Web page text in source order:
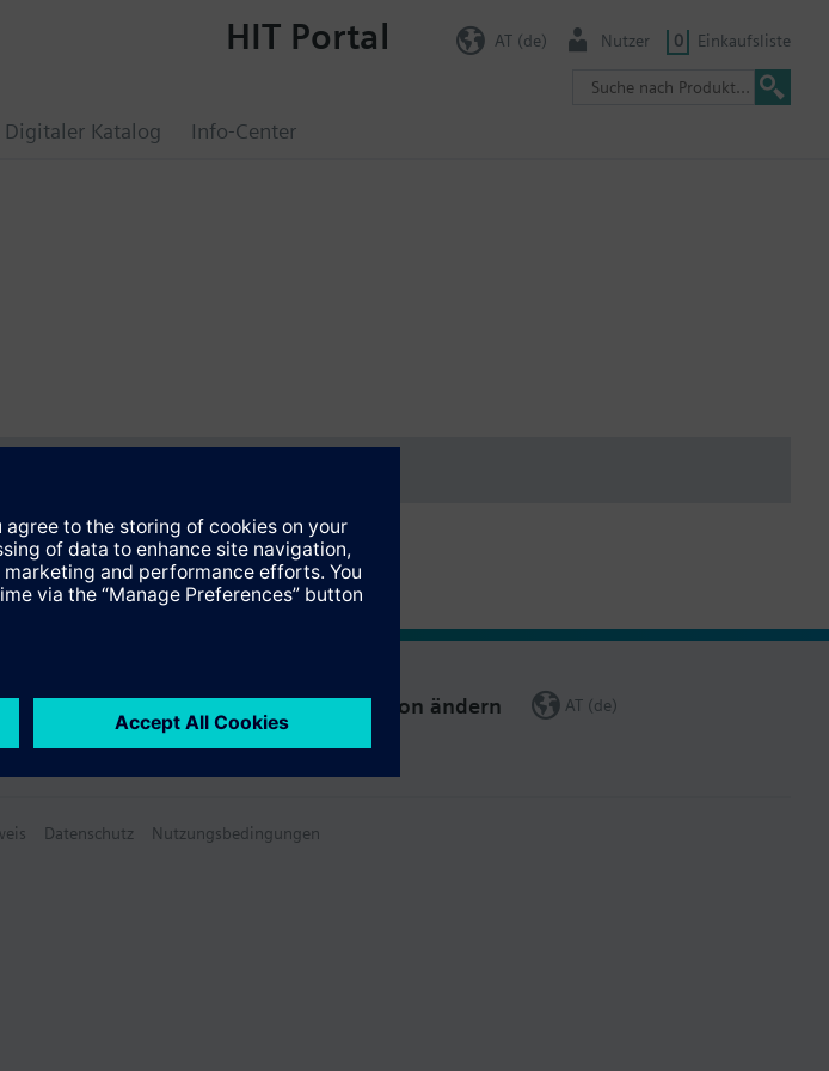
Digitaler Katalog Info-Center
HIT Portal AT (de) Nutzer 0 Einkaufsliste
Region ändern AT (de)
Datenschutz Nutzungsbedingungen